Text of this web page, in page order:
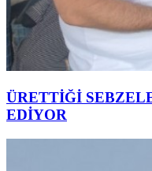
ÜRETTİĞİ
EDİYOR